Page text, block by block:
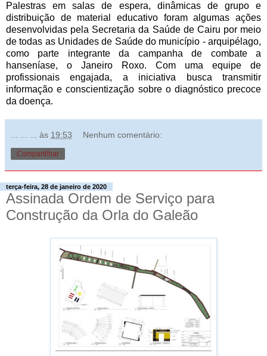
Palestras em salas de espera, dinâmicas de grupo e
distribuição de material educativo foram algumas ações
desenvolvidas pela Secretaria da Saúde de Cairu por meio
de todas as Unidades de Saúde do município - arquipélago,
como parte integrante da campanha de combate a
hanseníase, o Janeiro Roxo. Com uma equipe de
profissionais engajada, a iniciativa busca transmitir
informação e conscientização sobre o diagnóstico precoce
da doença.
às 19:53 Nenhum comentário:
Compartilhar
terça-feira, 28 de janeiro de 2020
Assinada Ordem de Serviço para
Construção da Orla do Galeão